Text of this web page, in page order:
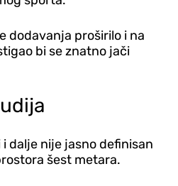
dodavanja proširilo i na
bi se znatno jači
dalje nije jasno definisan
šest metara.